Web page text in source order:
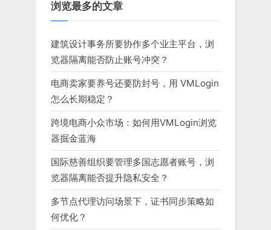
浏览最多的文章
建筑设计事务所要协作多个业主平台，浏
览器隔离能否防止账号冲突？
电商卖家要养号还要防封号，用 VMLogin
怎么长期稳定？
跨境电商小众市场：如何用VMLogin浏览
器掘金蓝海
国际慈善组织要管理多国志愿者账号，浏
览器隔离能否提升隐私安全？
多节点代理访问场景下，证书同步策略如
何优化？